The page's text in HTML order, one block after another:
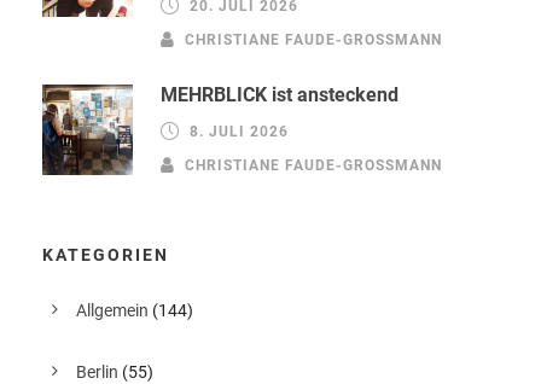
20. JULI 2026
CHRISTIANE FAUDE-GROSSMANN
MEHRBLICK ist ansteckend
8. JULI 2026
CHRISTIANE FAUDE-GROSSMANN
KATEGORIEN
Allgemein (144)
Berlin (55)